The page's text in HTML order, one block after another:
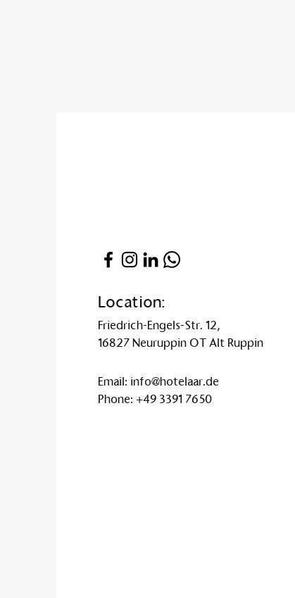
Location:
Friedrich-Engels-Str. 12,
16827 Neuruppin OT Alt Ruppin
Email: info@hotelaar.de
Phone: +49 3391 7650